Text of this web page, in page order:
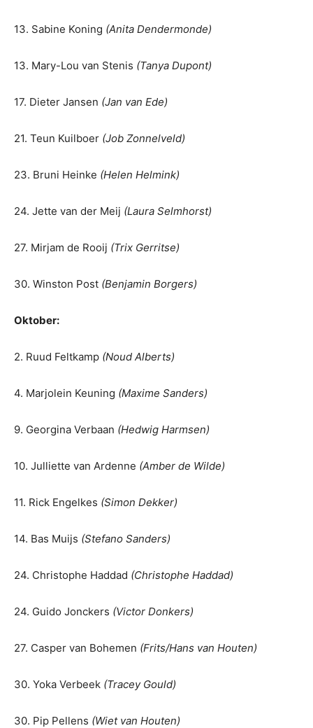
13. Sabine Koning (Anita Dendermonde)
13. Mary-Lou van Stenis (Tanya Dupont)
17. Dieter Jansen (Jan van Ede)
21. Teun Kuilboer (Job Zonnelveld)
23. Bruni Heinke (Helen Helmink)
24. Jette van der Meij (Laura Selmhorst)
27. Mirjam de Rooij (Trix Gerritse)
30. Winston Post (Benjamin Borgers)
Oktober:
2. Ruud Feltkamp (Noud Alberts)
4. Marjolein Keuning (Maxime Sanders)
9. Georgina Verbaan (Hedwig Harmsen)
10. Julliette van Ardenne (Amber de Wilde)
11. Rick Engelkes (Simon Dekker)
14. Bas Muijs (Stefano Sanders)
24. Christophe Haddad (Christophe Haddad)
24. Guido Jonckers (Victor Donkers)
27. Casper van Bohemen (Frits/Hans van Houten)
30. Yoka Verbeek (Tracey Gould)
30. Pip Pellens (Wiet van Houten)